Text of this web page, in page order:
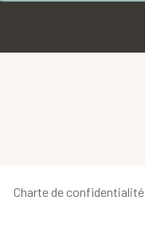
Charte de confidentialité